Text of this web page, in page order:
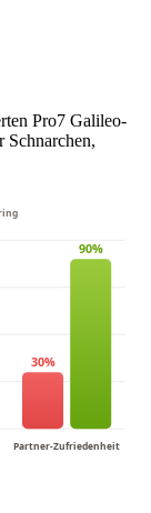
Pro7 Galileo-
Schnarchen,
30%
90%
Partner-Zufriedenheit